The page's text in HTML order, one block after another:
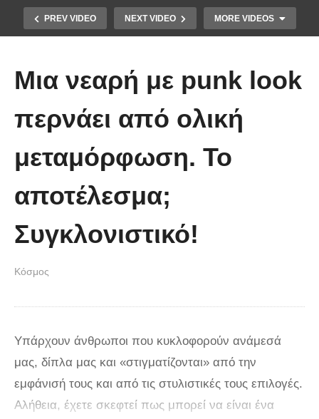
PREV VIDEO NEXT VIDEO MORE VIDEOS
σε κούνια
Μια νεαρή με punk look
περνάει από ολική
μεταμόρφωση. Το
αποτέλεσμα;
Συγκλονιστικό!
Κόσμος
Υπάρχουν άνθρωποι που κυκλοφορούν ανάμεσά
μας, δίπλα μας και «στιγματίζονται» από την
εμφάνισή τους και από τις στυλιστικές τους επιλογές.
Αλήθεια, έχετε σκεφτεί πως μπορεί να είναι ένα